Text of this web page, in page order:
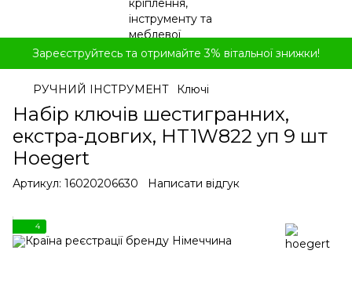
Зареєструйтесь та отримайте 3% вітальної знижки!
РУЧНИЙ ІНСТРУМЕНТ Ключі
Набір ключів шестигранних,
екстра-довгих, HT1W822 уп 9 шт
Hoegert
Артикул: 16020206630 Написати відгук
4